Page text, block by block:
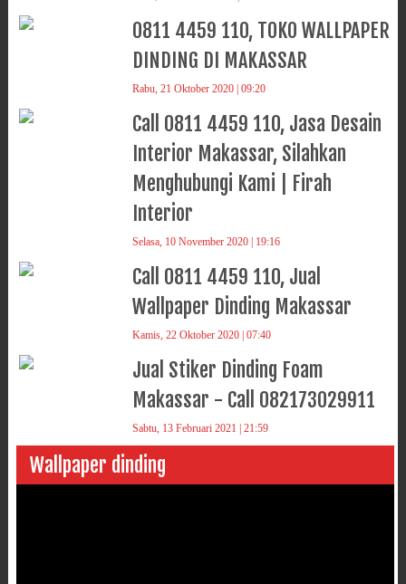
0811 4459 110, TOKO WALLPAPER
DINDING DI MAKASSAR
Rabu, 21 Oktober 2020 | 09:20
Call 0811 4459 110, Jasa Desain
Interior Makassar, Silahkan
Menghubungi Kami | Firah
Interior
Selasa, 10 November 2020 | 19:16
Call 0811 4459 110, Jual
Wallpaper Dinding Makassar
Kamis, 22 Oktober 2020 | 07:40
Jual Stiker Dinding Foam
Makassar - Call 082173029911
Sabtu, 13 Februari 2021 | 21:59
Wallpaper dinding